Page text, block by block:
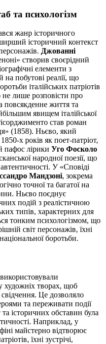
та психологізм
жанр історичного
історичний контекст
Джованні
створив своєрідний
елементи з
побутові реалії, що
італійських патріотів
не лише розповісти про
повсякденне життя та
явищем італійської
став роман
(1858). Ньєво, який
х років як поет-патріот,
пафос лірики Уго Фосколо
народної поезії, що
У «Сповіді
Мандзоні, зокрема
точної та багатої на
Ньєво поєднує
подій з реалістичною
типів, характерних для
тонким психологізмом, що
світ персонажів, їхні
боротьби.
художніх творах, щоб
Це дозволяло
та переживати події
історичних обставин була
Наприклад, у
майстерно відтворює
їхні зустрічі,